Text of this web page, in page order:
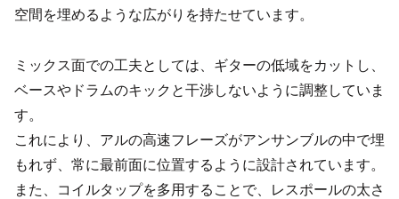
空間を埋めるような広がりを持たせています。
ミックス面での工夫としては、ギターの低域をカットし、
ベースやドラムのキックと干渉しないように調整していま
す。
これにより、アルの高速フレーズがアンサンブルの中で埋
もれず、常に最前面に位置するように設計されています。
また、コイルタップを多用することで、レスポールの太さ